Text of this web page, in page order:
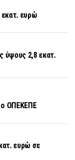
ευρώ
ύψους 2,8 εκατ.
ο ΟΠΕΚΕΠΕ
ευρώ σε